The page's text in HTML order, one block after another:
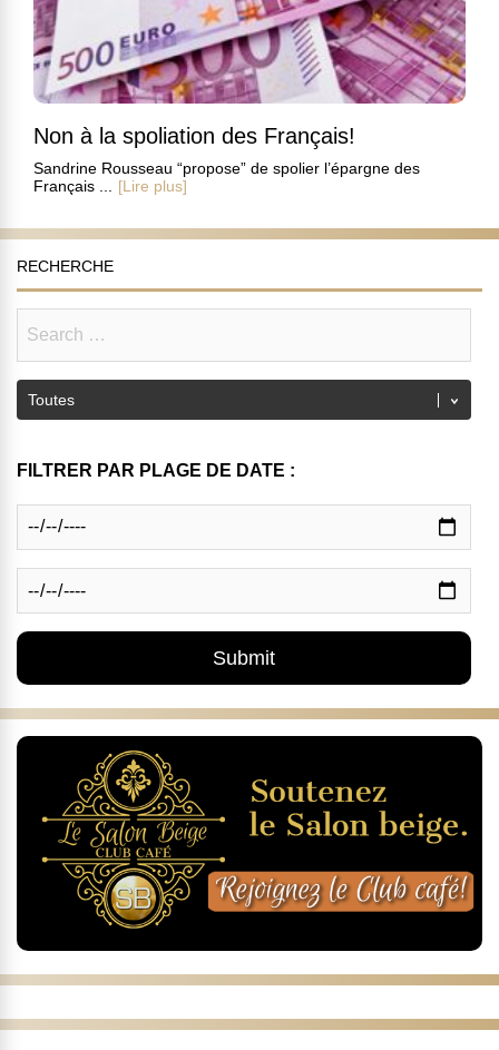
Non à la spoliation des Français!
Sandrine Rousseau “propose” de spolier l’épargne des
Français ...
[Lire plus]
RECHERCHE
FILTRER PAR PLAGE DE DATE :